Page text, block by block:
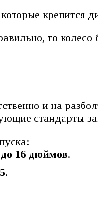
крепится
то колесо
и на
стандарты
до 16 дюймов.
.